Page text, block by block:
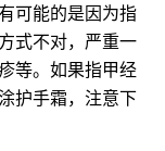
可能的是因为指
式不对，严重一
等。如果指甲经
护手霜，注意下